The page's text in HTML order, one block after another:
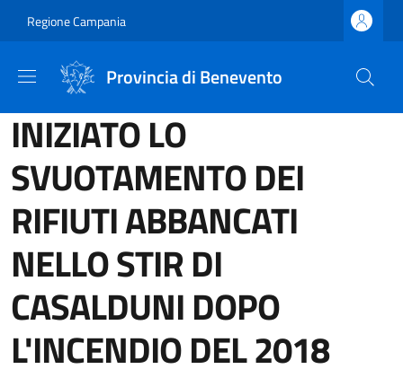
Regione Campania
Provincia di Benevento
INIZIATO LO
SVUOTAMENTO DEI
RIFIUTI ABBANCATI
NELLO STIR DI
CASALDUNI DOPO
L'INCENDIO DEL 2018